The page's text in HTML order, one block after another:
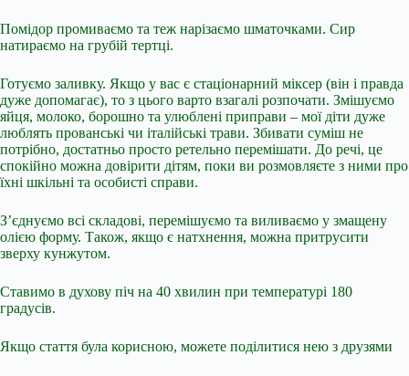
Помідор промиваємо та теж нарізаємо шматочками. Сир
натираємо на грубій тертці.
Готуємо заливку. Якщо у вас є стаціонарний міксер (він і правда
дуже допомагає), то з цього варто взагалі розпочати. Змішуємо
яйця, молоко, борошно та улюблені приправи – мої діти дуже
люблять прованські чи італійські трави. Збивати суміш не
потрібно, достатньо просто ретельно перемішати. До речі, це
спокійно можна довірити дітям, поки ви розмовляєте з ними про
їхні шкільні та особисті справи.
З’єднуємо всі складові, перемішуємо та виливаємо у змащену
олією форму. Також, якщо є натхнення, можна притрусити
зверху кунжутом.
Ставимо в духову піч на 40 хвилин при температурі 180
градусів.
Якщо стаття була корисною, можете поділитися нею з друзями